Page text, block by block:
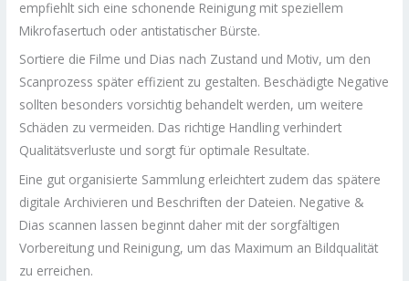
empfiehlt sich eine schonende Reinigung mit speziellem
Mikrofasertuch oder antistatischer Bürste.
Sortiere die Filme und Dias nach Zustand und Motiv, um den
Scanprozess später effizient zu gestalten. Beschädigte Negative
sollten besonders vorsichtig behandelt werden, um weitere
Schäden zu vermeiden. Das richtige Handling verhindert
Qualitätsverluste und sorgt für optimale Resultate.
Eine gut organisierte Sammlung erleichtert zudem das spätere
digitale Archivieren und Beschriften der Dateien. Negative &
Dias scannen lassen beginnt daher mit der sorgfältigen
Vorbereitung und Reinigung, um das Maximum an Bildqualität
zu erreichen.